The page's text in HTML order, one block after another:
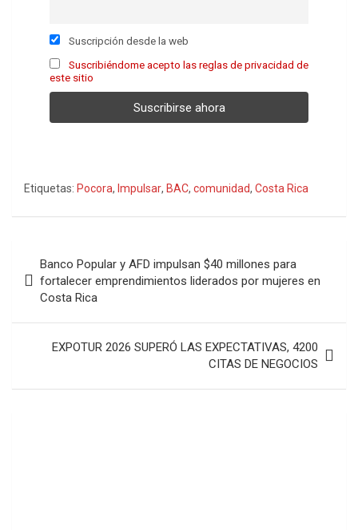
Suscripción desde la web
Suscribiéndome acepto las reglas de privacidad de
este sitio
Etiquetas: Pocora, Impulsar, BAC, comunidad, Costa Rica
de
entradas
Banco Popular y AFD impulsan $40 millones para
fortalecer emprendimientos liderados por mujeres en
Costa Rica
EXPOTUR 2026 SUPERÓ LAS EXPECTATIVAS, 4200
CITAS DE NEGOCIOS